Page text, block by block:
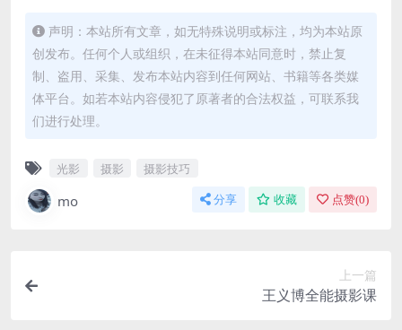
声明：本站所有文章，如无特殊说明或标注，均为本站原
创发布。任何个人或组织，在未征得本站同意时，禁止复
制、盗用、采集、发布本站内容到任何网站、书籍等各类媒
体平台。如若本站内容侵犯了原著者的合法权益，可联系我
们进行处理。
光影 摄影 摄影技巧
mo 分享 收藏 点赞(0)
上一篇
王义博全能摄影课